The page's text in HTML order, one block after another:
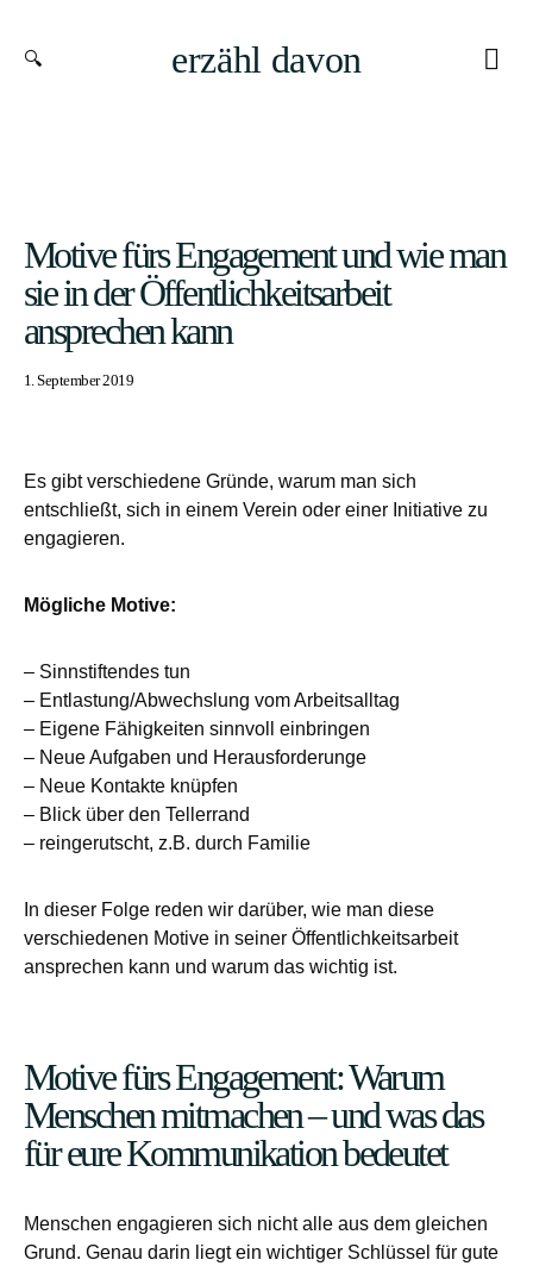
erzähl davon
Motive fürs Engagement und wie man
sie in der Öffentlichkeitsarbeit
ansprechen kann
1. September 2019
Es gibt verschiedene Gründe, warum man sich
entschließt, sich in einem Verein oder einer Initiative zu
engagieren.
Mögliche Motive:
– Sinnstiftendes tun
– Entlastung/Abwechslung vom Arbeitsalltag
– Eigene Fähigkeiten sinnvoll einbringen
– Neue Aufgaben und Herausforderunge
– Neue Kontakte knüpfen
– Blick über den Tellerrand
– reingerutscht, z.B. durch Familie
In dieser Folge reden wir darüber, wie man diese
verschiedenen Motive in seiner Öffentlichkeitsarbeit
ansprechen kann und warum das wichtig ist.
Motive fürs Engagement: Warum
Menschen mitmachen – und was das
für eure Kommunikation bedeutet
Menschen engagieren sich nicht alle aus dem gleichen
Grund. Genau darin liegt ein wichtiger Schlüssel für gute